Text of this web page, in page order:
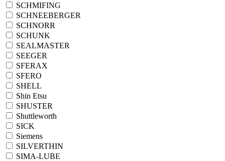
SCHMIFING
SCHNEEBERGER
SCHNORR
SCHUNK
SEALMASTER
SEEGER
SFERAX
SFERO
SHELL
Shin Etsu
SHUSTER
Shuttleworth
SICK
Siemens
SILVERTHIN
SIMA-LUBE